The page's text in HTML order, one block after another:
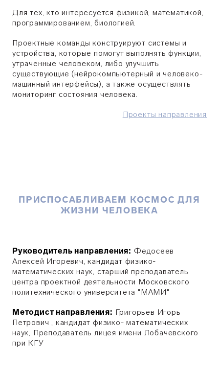
Для тех, кто интересуется физикой, математикой,
программированием, биологией.
Проектные команды конструируют системы и
устройства, которые помогут выполнять функции,
утраченные человеком, либо улучшить
существующие (нейрокомпьютерный и человеко-
машинный интерфейсы), а также осуществлять
мониторинг состояния человека.
Проекты направления
ПРИСПОСАБЛИВАЕМ КОСМОС ДЛЯ
ЖИЗНИ ЧЕЛОВЕКА
Руководитель направления: Федосеев
Алексей Игоревич, кандидат физико-
математических наук, старший преподаватель
центра проектной деятельности Московского
политехнического университета "МАМИ"
Методист направления: Григорьев Игорь
Петрович , кандидат физико- математических
наук, Преподаватель лицея имени Лобачевского
при КГУ